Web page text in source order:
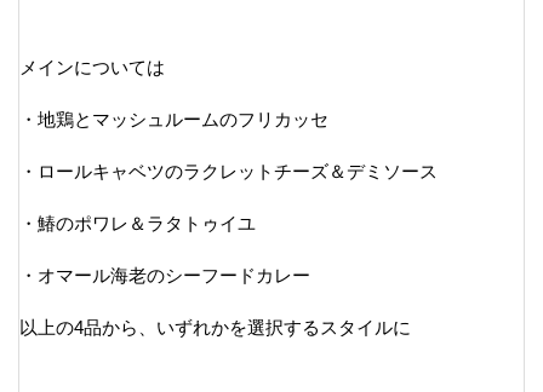
メインについては
・地鶏とマッシュルームのフリカッセ
・ロールキャベツのラクレットチーズ＆デミソース
・鰆のポワレ＆ラタトゥイユ
・オマール海老のシーフードカレー
以上の4品から、いずれかを選択するスタイルに